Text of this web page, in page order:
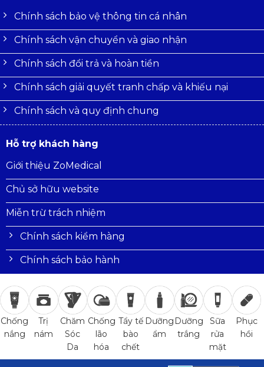
Chính sách bảo vệ thông tin cá nhân
Chính sách vận chuyển và giao nhận
Chính sách đổi trả và hoàn tiền
Chính sách giải quyết tranh chấp và khiếu nại
Chính sách và quy định chung
Hỗ trợ khách hàng
Giới thiệu ZoMedical
Chủ sở hữu website
Miễn trừ trách nhiệm
Chính sách kiểm hàng
Chính sách bảo hành
Chống
nắng
Trị
nám
Chăm
Sóc
Da
Chống
lão
hóa
Tẩy tế
bào
chết
Dưỡng
ẩm
Dưỡng
trắng
Sữa
rửa
mặt
Phục
hồi